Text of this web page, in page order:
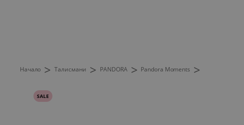
Начало > Талисмани > PANDORA > Pandora Moments >
SALE